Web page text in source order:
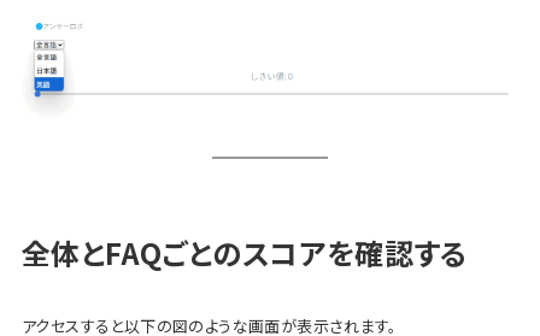
全体とFAQごとのスコアを確認する
アクセスすると以下の図のような画面が表示されます。